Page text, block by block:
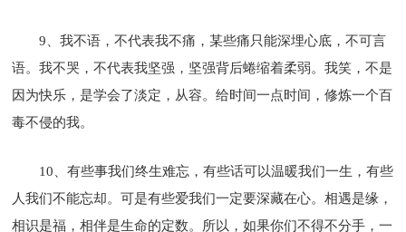
9、我不语，不代表我不痛，某些痛只能深埋心底，不可言
语。我不哭，不代表我坚强，坚强背后蜷缩着柔弱。我笑，不是
因为快乐，是学会了淡定，从容。给时间一点时间，修炼一个百
毒不侵的我。
10、有些事我们终生难忘，有些话可以温暖我们一生，有些
人我们不能忘却。可是有些爱我们一定要深藏在心。相遇是缘，
相识是福，相伴是生命的定数。所以，如果你们不得不分手，一